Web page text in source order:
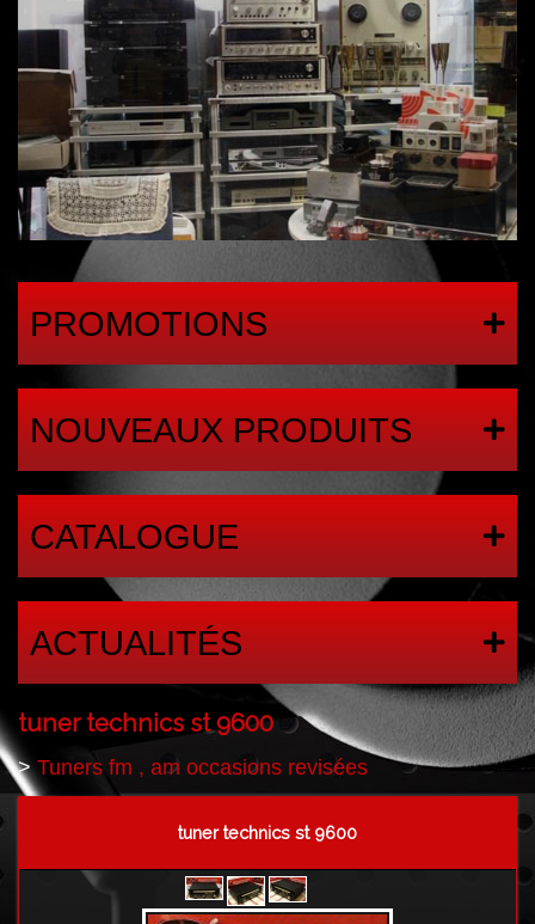
PROMOTIONS
NOUVEAUX PRODUITS
CATALOGUE
ACTUALITÉS
tuner technics st 9600
>Tuners fm , am occasions revisées
tuner technics st 9600